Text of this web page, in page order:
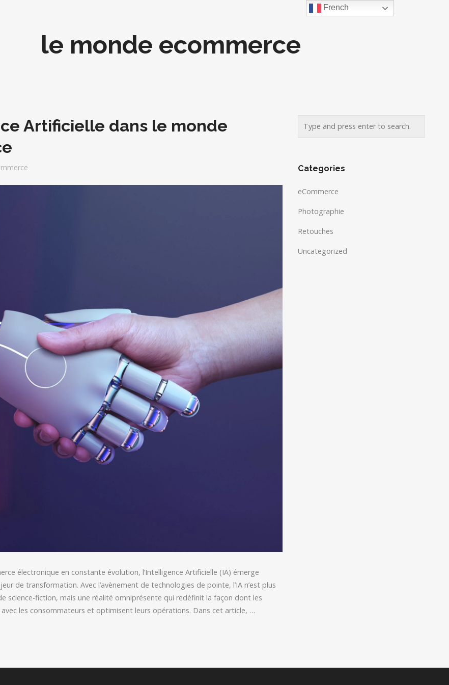
le monde ecommerce
Artificielle dans le monde
électronique en constante évolution, l’Intelligence Artificielle (IA) émerge
de transformation. Avec l’avènement de technologies de pointe, l’IA n’est plus
science-fiction, mais une réalité omniprésente qui redéfinit la façon dont les
les consommateurs et optimisent leurs opérations. Dans cet article, …
Categories
eCommerce
Photographie
Retouches
Uncategorized
French